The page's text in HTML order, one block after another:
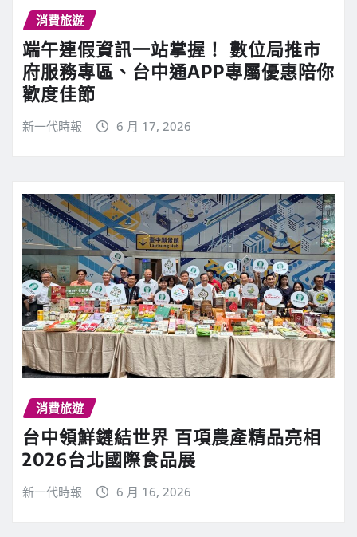
消費旅遊
端午連假資訊一站掌握！ 數位局推市
府服務專區、台中通APP專屬優惠陪你
歡度佳節
新一代時報 6 月 17, 2026
消費旅遊
台中領鮮鏈結世界 百項農產精品亮相
2026台北國際食品展
新一代時報 6 月 16, 2026